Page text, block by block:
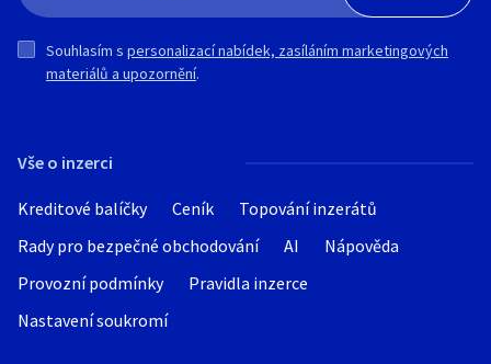
Vše o inzerci
Kreditové balíčky Ceník
Topování inzerátů
Rady pro bezpečné obchodování
AI
Nápověda
Provozní podmínky
Pravidla inzerce
Nastavení soukromí
Souhlasím s personalizací nabídek, zasíláním marketingových
materiálů a upozornění.